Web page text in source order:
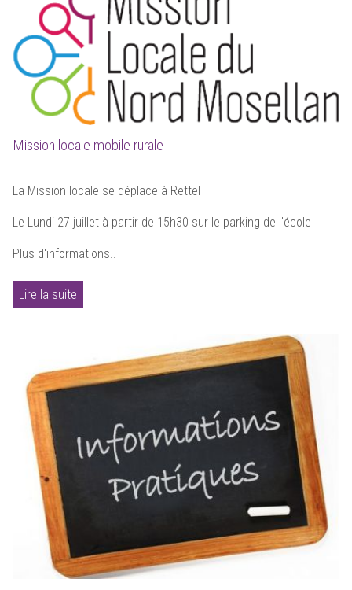
Mission locale mobile rurale
La Mission locale se déplace à Rettel
Le Lundi 27 juillet à partir de 15h30 sur le parking de l'école
Plus d'informations..
Lire la suite